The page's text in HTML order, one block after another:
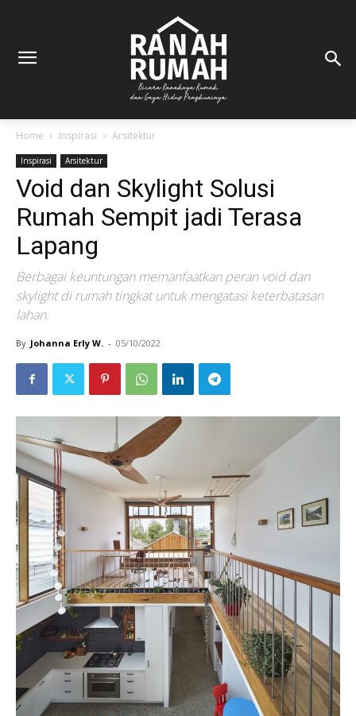
Home Inspirasi Arsitektur
Inspirasi Arsitektur
Void dan Skylight Solusi
Rumah Sempit jadi Terasa
Lapang
Berbagai keuntungan memanfaatkan peran void dan
skylight di rumah tingkat untuk mengatasi keterbatasan
lahan.
By Johanna Erly W. - 05/10/2022